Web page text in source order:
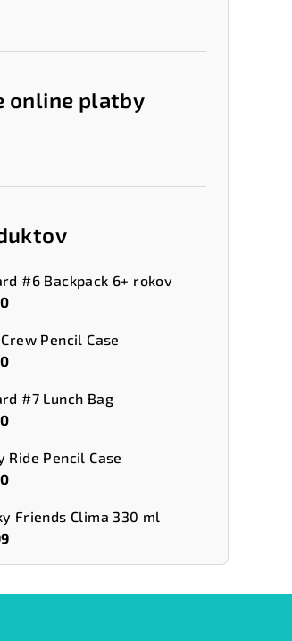
online platby
#6 Backpack 6+ rokov
Pencil Case
#7 Lunch Bag
Ride Pencil Case
Friends Clima 330 ml